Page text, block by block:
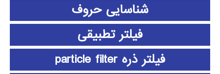
شناسایی حروف
فیلتر تطبیقی
فیلتر ذره particle filter